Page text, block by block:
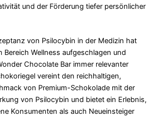
und der Förderung tiefer persönlicher
von Psilocybin in der Medizin hat
Bereich Wellness aufgeschlagen und
Chocolate Bar immer relevanter
vereint den reichhaltigen,
von Premium-Schokolade mit der
von Psilocybin und bietet ein Erlebnis,
Konsumenten als auch Neueinsteiger